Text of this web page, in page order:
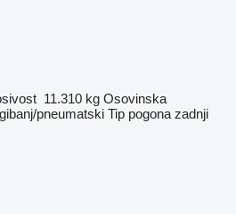
11.310 kg Osovinska
gibanj/pneumatski Tip pogona zadnji